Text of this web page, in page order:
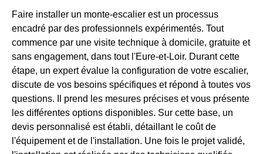
Faire installer un monte-escalier est un processus
encadré par des professionnels expérimentés. Tout
commence par une visite technique à domicile, gratuite et
sans engagement, dans tout l'Eure-et-Loir. Durant cette
étape, un expert évalue la configuration de votre escalier,
discute de vos besoins spécifiques et répond à toutes vos
questions. Il prend les mesures précises et vous présente
les différentes options disponibles. Sur cette base, un
devis personnalisé est établi, détaillant le coût de
l'équipement et de l'installation. Une fois le projet validé,